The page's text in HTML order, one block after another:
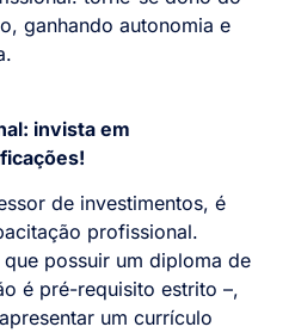
ganhando autonomia e
invista em
de investimentos, é
profissional.
possuir um diploma de
é pré-requisito estrito –,
um currículo